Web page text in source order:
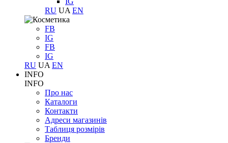
RU UA EN
FB
IG
FB
IG
RU UA EN
INFO
INFO
Про нас
Каталоги
Контакти
Адреси магазинів
Таблиця розмірів
Бренди